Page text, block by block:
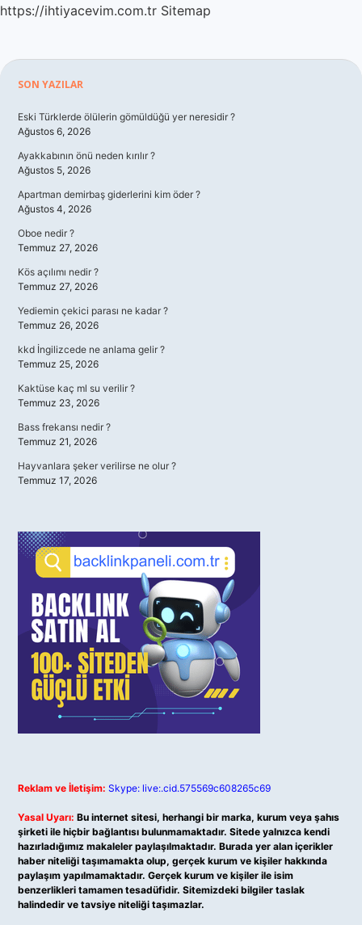
https://ihtiyacevim.com.tr Sitemap
Sidebar
SON YAZILAR
Eski Türklerde ölülerin gömüldüğü yer neresidir ?
Ağustos 6, 2026
Ayakkabının önü neden kırılır ?
Ağustos 5, 2026
Apartman demirbaş giderlerini kim öder ?
Ağustos 4, 2026
Oboe nedir ?
Temmuz 27, 2026
Kös açılımı nedir ?
Temmuz 27, 2026
Yediemin çekici parası ne kadar ?
Temmuz 26, 2026
kkd İngilizcede ne anlama gelir ?
Temmuz 25, 2026
Kaktüse kaç ml su verilir ?
Temmuz 23, 2026
Bass frekansı nedir ?
Temmuz 21, 2026
Hayvanlara şeker verilirse ne olur ?
Temmuz 17, 2026
Reklam ve İletişim: Skype: live:.cid.575569c608265c69
Yasal Uyarı: Bu internet sitesi, herhangi bir marka, kurum veya şahıs
şirketi ile hiçbir bağlantısı bulunmamaktadır. Sitede yalnızca kendi
hazırladığımız makaleler paylaşılmaktadır. Burada yer alan içerikler
haber niteliği taşımamakta olup, gerçek kurum ve kişiler hakkında
paylaşım yapılmamaktadır. Gerçek kurum ve kişiler ile isim
benzerlikleri tamamen tesadüfidir. Sitemizdeki bilgiler taslak
halindedir ve tavsiye niteliği taşımazlar.